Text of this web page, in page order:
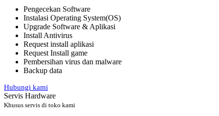
Pengecekan Software
Instalasi Operating System(OS)
Upgrade Software & Aplikasi
Install Antivirus
Request install aplikasi
Request Install game
Pembersihan virus dan malware
Backup data
Hubungi kami
Servis Hardware
Khusus servis di toko kami